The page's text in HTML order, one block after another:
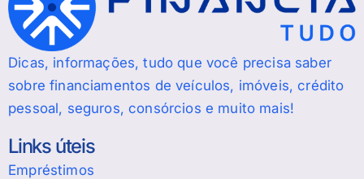
Dicas, informações, tudo que você precisa saber
sobre financiamentos de veículos, imóveis, crédito
pessoal, seguros, consórcios e muito mais!
Links úteis
Empréstimos